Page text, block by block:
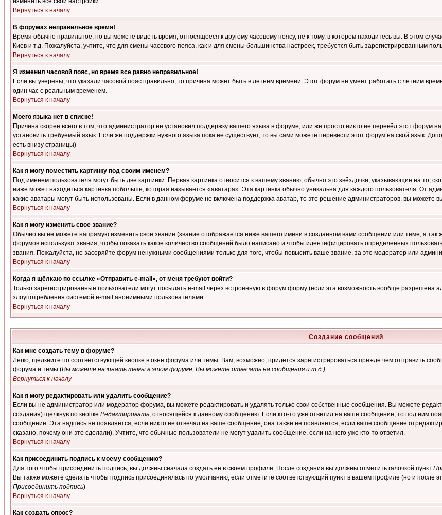
Вернуться к началу
В форумах неправильное время!
Время обычно правильное, но вы можете видеть время, относящееся к другому часовому поясу, не к тому, в котором находитесь вы. В этом
Киев и т.д. Пожалуйста, учтите, что для смены часового пояса, как и для смены большинства настроек, требуется быть зарегистрированным
Вернуться к началу
Я изменил часовой пояс, но время все равно неправильное!
Если вы уверены, что указали часовой пояс правильно, то причина может быть в летнем времени. Этот форум не умеет работать с летним
один час с реальным временем.
Вернуться к началу
Моего языка нет в списке!
Причина скорее всего в том, что администратор не установил поддержку вашего языка в форуме, или же просто никто не перевёл этот
установить требуемый язык. Если же поддержки нужного языка пока не существует, то вы сами можете перевести этот форум на свой язык.
есть внизу страницы)
Вернуться к началу
Как я могу поместить картинку под своим именем?
Под именем пользователя могут быть две картинки. Первая картинка относится к вашему званию, обычно это звёздочки, указывающие на то,
ниже может находиться картинка побольше, которая называется «аватара». Эта картинка обычно уникальна для каждого пользователя. От
какие аватары могут быть использованы. Если в данном форуме не включена поддержка аватар, то это решение администраторов, вы можете
Вернуться к началу
Как я могу изменить свое звание?
Обычно вы не можете напрямую изменить свое звание (звание отображается ниже вашего имени в созданном вами сообщении или теме, а
форумов используют звания, чтобы показать какое количество сообщений было написано и чтобы идентифицировать определенных
звания. Пожалуйста, не засоряйте форум ненужными сообщениями только для того, чтобы повысить ваше звание, за это модератор или
Вернуться к началу
Когда я щёлкаю по ссылке «Отправить e-mail», от меня требуют войти?
Только зарегистрированные пользователи могут посылать e-mail через встроенную в форум форму (если эта возможность вообще разрешена
злоупотребления системой e-mail анонимными пользователями.
Вернуться к началу
Создание сообщений
Как мне создать тему в форуме?
Легко, щёлкните по соответствующей кнопке в окне форума или темы. Вам, возможно, придется зарегистрироваться прежде чем отправить
форума и темы (Вы можете начинать темы в этом форуме, Вы можете отвечать на сообщения и т.д.)
Вернуться к началу
Как я могу редактировать или удалить сообщение?
Если вы не администратор или модератор форума, вы можете редактировать и удалять только свои собственные сообщения. Вы можете
создания) щёлкнув по кнопке Редактировать, относящейся к данному сообщению. Если кто-то уже ответил на ваше сообщение, то под ним
сообщение. Эта надпись не появляется, если никто не отвечал на ваше сообщение, она также не появляется, если ваше сообщение
сказано, почему они это сделали). Учтите, что обычные пользователи не могут удалить сообщение, если на него уже кто-то ответил.
Вернуться к началу
Как присоединить подпись к моему сообщению?
Для того чтобы присоединить подпись, вы должны сначала создать её в своем профиле. После создания вы должны отметить галочкой пункт
Вы также можете сделать чтобы подпись присоединялась по умолчанию, если отметите соответствующий пункт в вашем профиле (но и после
Присоединить подпись)
Вернуться к началу
Как создать опрос?